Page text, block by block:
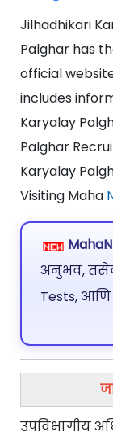
Jilhadhikari
Palghar has
official
includes
Karyalay
Palghar
Karyalay
Visiting Maha
अनुभव, तसेच
Tests,
उपविभागीय